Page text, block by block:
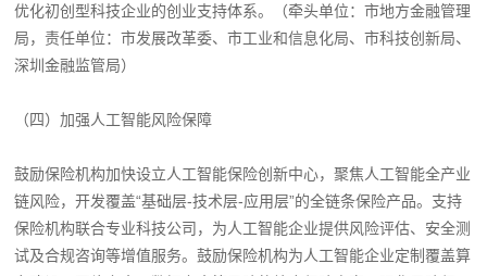
优化初创型科技企业的创业支持体系。（牵头单位：市地方金融管理
局，责任单位：市发展改革委、市工业和信息化局、市科技创新局、
深圳金融监管局）
（四）加强人工智能风险保障
鼓励保险机构加快设立人工智能保险创新中心，聚焦人工智能全产业
链风险，开发覆盖“基础层-技术层-应用层”的全链条保险产品。支持
保险机构联合专业科技公司，为人工智能企业提供风险评估、安全测
试及合规咨询等增值服务。鼓励保险机构为人工智能企业定制覆盖算